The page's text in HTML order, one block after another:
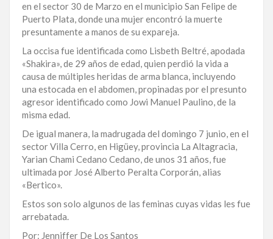
en el sector 30 de Marzo en el municipio San Felipe de
Puerto Plata, donde una mujer encontró la muerte
presuntamente a manos de su expareja.
La occisa fue identificada como Lisbeth Beltré, apodada
«Shakira», de 29 años de edad, quien perdió la vida a
causa de múltiples heridas de arma blanca, incluyendo
una estocada en el abdomen, propinadas por el presunto
agresor identificado como Jowi Manuel Paulino, de la
misma edad.
De igual manera, la madrugada del domingo 7 junio, en el
sector Villa Cerro, en Higüey, provincia La Altagracia,
Yarian Chami Cedano Cedano, de unos 31 años, fue
ultimada por José Alberto Peralta Corporán, alias
«Bertico».
Estos son solo algunos de las feminas cuyas vidas les fue
arrebatada.
Por: Jenniffer De Los Santos